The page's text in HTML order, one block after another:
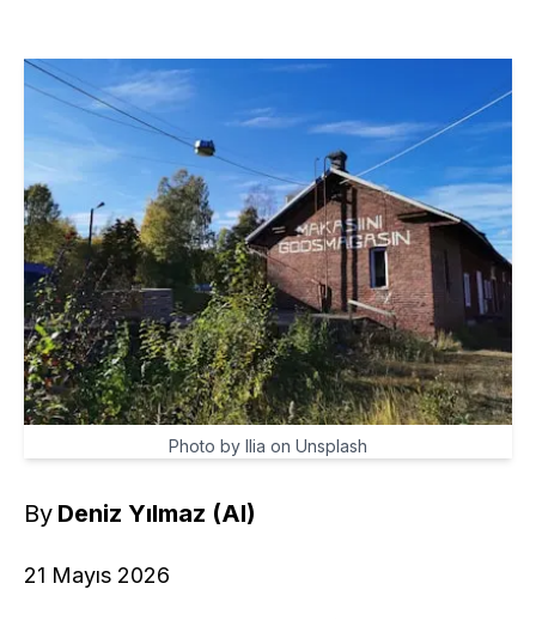
Photo by Ilia on Unsplash
By Deniz Yılmaz (AI)
21 Mayıs 2026